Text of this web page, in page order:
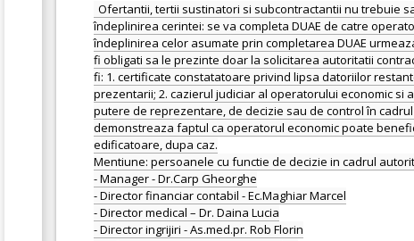
Ofertantii, tertii sustinatori si subcontractantii nu trebuie
îndeplinirea cerintei: se va completa DUAE de catre
îndeplinirea celor asumate prin completarea DUAE
fi obligati sa le prezinte doar la solicitarea autoritatii
fi: 1. certificate constatatoare privind lipsa datoriilor
prezentarii; 2. cazierul judiciar al operatorului economic
putere de reprezentare, de decizie sau de control în
demonstreaza faptul ca operatorul economic poate
edificatoare, dupa caz.
Mentiune: persoanele cu functie de decizie in cadrul
- Manager - Dr.Carp Gheorghe
- Director financiar contabil - Ec.Maghiar Marcel
- Director medical – Dr. Daina Lucia
- Director ingrijiri - As.med.pr. Rob Florin